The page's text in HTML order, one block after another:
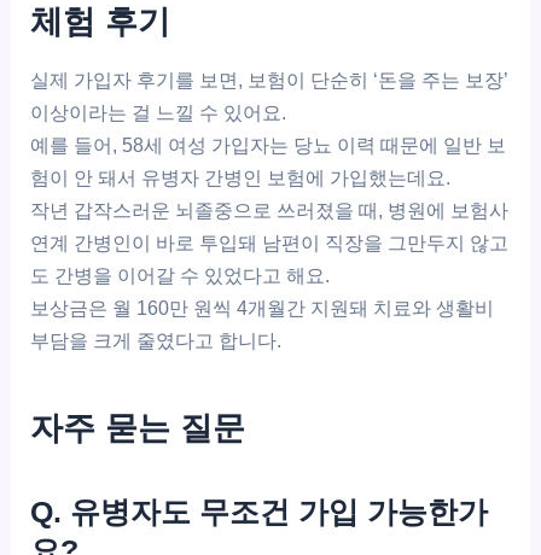
체험 후기
실제 가입자 후기를 보면, 보험이 단순히 ‘돈을 주는 보장’
이상이라는 걸 느낄 수 있어요.
예를 들어, 58세 여성 가입자는 당뇨 이력 때문에 일반 보
험이 안 돼서 유병자 간병인 보험에 가입했는데요.
작년 갑작스러운 뇌졸중으로 쓰러졌을 때, 병원에 보험사
연계 간병인이 바로 투입돼 남편이 직장을 그만두지 않고
도 간병을 이어갈 수 있었다고 해요.
보상금은 월 160만 원씩 4개월간 지원돼 치료와 생활비
부담을 크게 줄였다고 합니다.
자주 묻는 질문
Q. 유병자도 무조건 가입 가능한가